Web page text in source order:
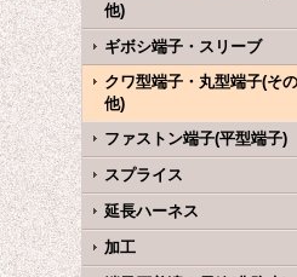
他)
ギボシ端子・スリーブ
クワ型端子・丸型端子(その
他)
ファストン端子(平型端子)
スプライス
延長ハーネス
加工